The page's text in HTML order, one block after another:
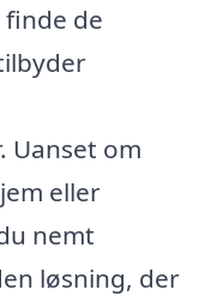
de
Uanset om
eller
nemt
løsning, der